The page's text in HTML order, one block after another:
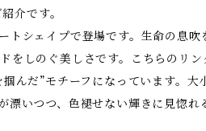
介です。
トシェイプで登場です。生命の息吹
をしのぐ美しさです。こちらのリ
んだ”モチーフになっています。大
いつつ、色褪せない輝きに見惚れ